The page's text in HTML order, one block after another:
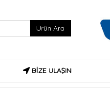
BİZE ULAŞIN